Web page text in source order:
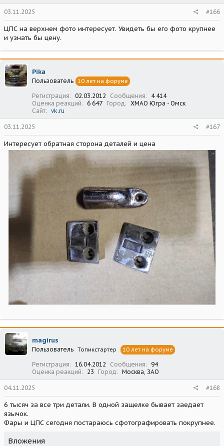
03.11.2025 #166
ЦПС на верхнем фото интересует. Увидеть бы его фото крупнее
и узнать бы цену.
Pika
Пользователь 10 лет на форуме
Регистрация 02.03.2012 Сообщения
4 414
Оценка реакций
6 647 Город
ХМАО Югра - Омск
Сайт
vk.ru
03.11.2025 #167
Интересует обратная сторона деталей и цена
magirus
Пользователь Топикстартер 10 лет на форуме
Регистрация 16.04.2012 Сообщения
94
Оценка реакций
23 Город Москва, ЗАО
04.11.2025 #168
6 тысяч за все три детали. В одной защелке бывает заедает
язычок.
Фары и ЦПС сегодня постараюсь сфотографировать покрупнее.
Вложения